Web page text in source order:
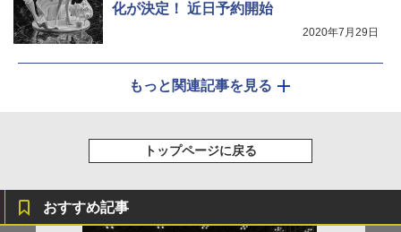
化が決定！ 近日予約開始
2020年7月29日
もっと関連記事を見る
トップページに戻る
おすすめ記事